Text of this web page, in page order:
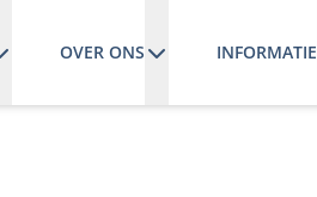
OVER ONS INFORMATIE